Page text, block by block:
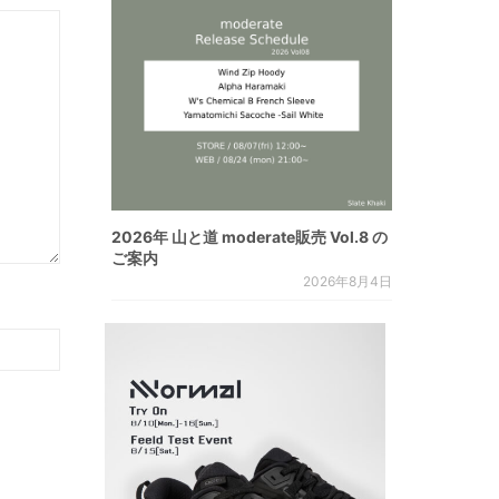
2026年 山と道 moderate販売 Vol.8 の
ご案内
2026年8月4日